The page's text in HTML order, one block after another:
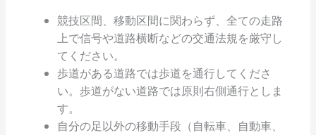
競技区間、移動区間に関わらず、全ての走路
上で信号や道路横断などの交通法規を厳守し
てください。
歩道がある道路では歩道を通行してくださ
い。歩道がない道路では原則右側通行としま
す。
自分の足以外の移動手段（自転車、自動車、